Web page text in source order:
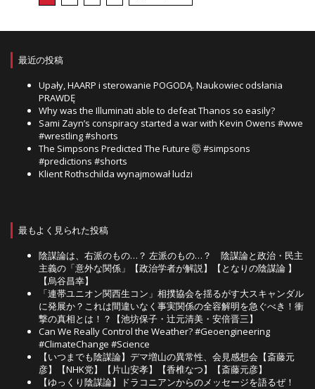
最近の投稿
Upały, HAARP i sterowanie POGODĄ. Naukowiec odsłania
PRAWDĘ
Why was the Illuminati able to defeat Thanos so easily?
Sami Zayn’s conspiracy started a war with Kevin Owens #wwe
#wrestling #shorts
The Simpsons Predicted The Future 🤯 #simpsons
#predictions #shorts
Klient Rothschilda wynajmował ludzi
最もよく見られた投稿
陰謀論は、右派のもの…？ 左派のもの…？ 陰謀論と政治・民主
主義の「意外な関係」【政治学者が解説】【となりの陰謀論 】
【烏谷昌幸】
「連帯ユニオン関西生コン」相撲協会を揺るがす大スキャンダル
に発展か？これは間違いなく事実関係の全容解明を急ぐべき！衝
撃の真相とは！？【池坊保子・辻元清美・安倍晋三】
Can We Really Control the Weather? #Geoengineering
#ClimateChange #Science
【いつまでも陰謀論】デマ増山の異常性、会見感想会【斎藤元
彦】【NHK党】【片山安孝】【香椎なつ】【斎藤元彦】
【ゆっくり陰謀論】ドラコニアンからのメッセージを語るぜ！